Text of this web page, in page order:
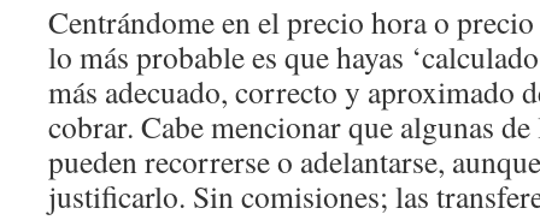
Centrándome en el precio hora o
lo más probable es que hayas
más adecuado, correcto y aproximado
cobrar. Cabe mencionar que algunas
pueden recorrerse o adelantarse,
justificarlo. Sin comisiones; las